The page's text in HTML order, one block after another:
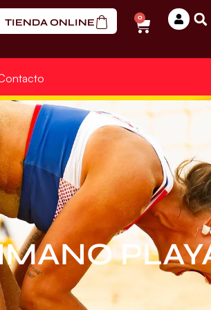
TIENDA ONLINE 0